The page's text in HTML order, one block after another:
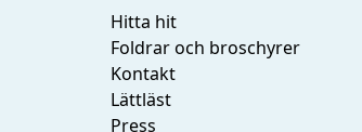
Hitta hit
Foldrar och broschyrer
Kontakt
Lättläst
Press